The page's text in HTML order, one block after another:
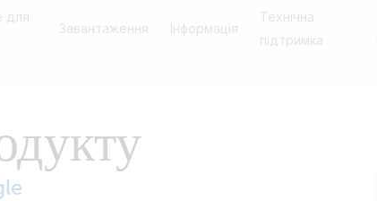
для
Завантаження Інформація
Технічна
підтримка